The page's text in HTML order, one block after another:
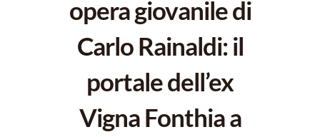
opera giovanile di
Carlo Rainaldi: il
portale dell’ex
Vigna Fonthia a